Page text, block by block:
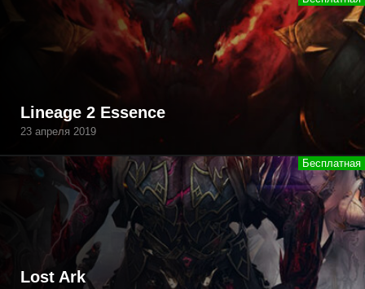
Lineage 2 Essence
23 апреля 2019
Lost Ark